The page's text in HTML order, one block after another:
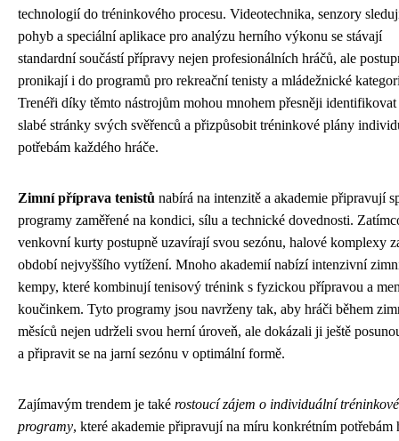
technologií do tréninkového procesu. Videotechnika, senzory
pohyb a speciální aplikace pro analýzu herního výkonu se stávají
standardní součástí přípravy nejen profesionálních hráčů, ale
pronikají i do programů pro rekreační tenisty a mládežnické
Trenéři díky těmto nástrojům mohou mnohem přesněji identifikovat
slabé stránky svých svěřenců a přizpůsobit tréninkové plány
potřebám každého hráče.
Zimní příprava tenistů nabírá na intenzitě a akademie připravují
programy zaměřené na kondici, sílu a technické dovednosti.
venkovní kurty postupně uzavírají svou sezónu, halové komplexy
období nejvyššího vytížení. Mnoho akademií nabízí intenzivní
kempy, které kombinují tenisový trénink s fyzickou přípravou a
koučinkem. Tyto programy jsou navrženy tak, aby hráči během
měsíců nejen udrželi svou herní úroveň, ale dokázali ji ještě
a připravit se na jarní sezónu v optimální formě.
Zajímavým trendem je také rostoucí zájem o individuální tréninkové
programy, které akademie připravují na míru konkrétním potřebám